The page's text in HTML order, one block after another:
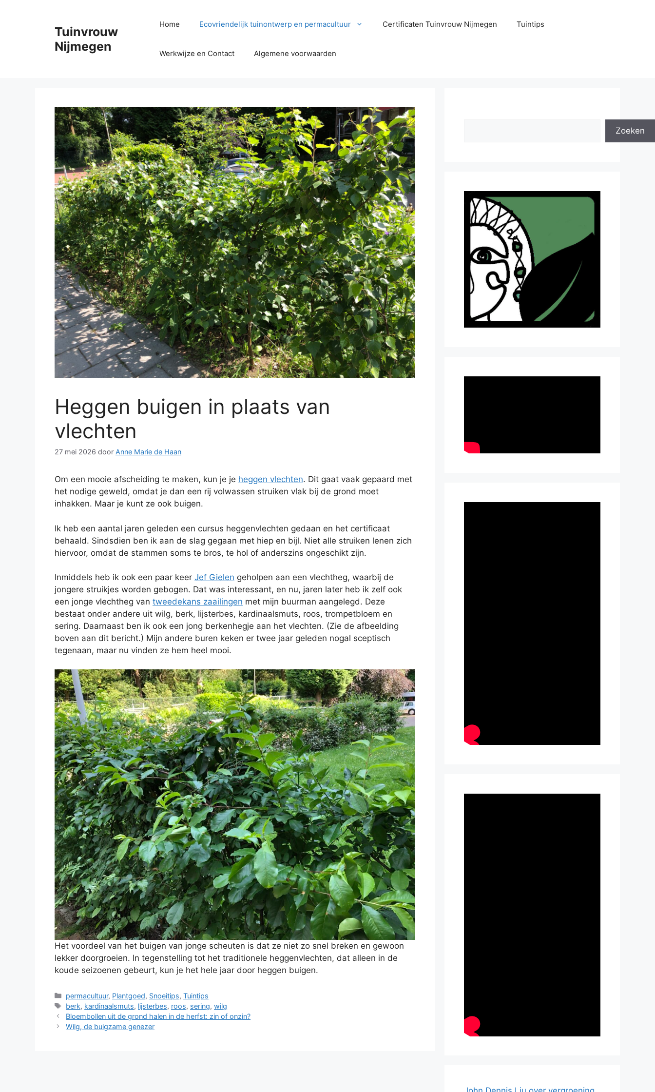
Tuinvrouw
Nijmegen
Home Ecovriendelijk tuinontwerp en permacultuur Certificaten Tuinvrouw Nijmegen Tuintips
Werkwijze en Contact Algemene voorwaarden
Heggen buigen in plaats van
vlechten
27 mei 2026 door Anne Marie de Haan
Om een mooie afscheiding te maken, kun je je heggen vlechten. Dit gaat vaak gepaard met
het nodige geweld, omdat je dan een rij volwassen struiken vlak bij de grond moet
inhakken. Maar je kunt ze ook buigen.
Ik heb een aantal jaren geleden een cursus heggenvlechten gedaan en het certificaat
behaald. Sindsdien ben ik aan de slag gegaan met hiep en bijl. Niet alle struiken lenen zich
hiervoor, omdat de stammen soms te bros, te hol of anderszins ongeschikt zijn.
Inmiddels heb ik ook een paar keer Jef Gielen geholpen aan een vlechtheg, waarbij de
jongere struikjes worden gebogen. Dat was interessant, en nu, jaren later heb ik zelf ook
een jonge vlechtheg van tweedekans zaailingen met mijn buurman aangelegd. Deze
bestaat onder andere uit wilg, berk, lijsterbes, kardinaalsmuts, roos, trompetbloem en
sering. Daarnaast ben ik ook een jong berkenhegje aan het vlechten. (Zie de afbeelding
boven aan dit bericht.) Mijn andere buren keken er twee jaar geleden nogal sceptisch
tegenaan, maar nu vinden ze hem heel mooi.
Het voordeel van het buigen van jonge scheuten is dat ze niet zo snel breken en gewoon
lekker doorgroeien. In tegenstelling tot het traditionele heggenvlechten, dat alleen in de
koude seizoenen gebeurt, kun je het hele jaar door heggen buigen.
Categorieën
permacultuur, Plantgoed, Snoeitips,Tuintips
Tags
berk, kardinaalsmuts, lijsterbes, roos, sering,wilg
Bloembollen uit de grond halen in de herfst: zin of onzin?
Wilg, de buigzame genezer
Zoeken